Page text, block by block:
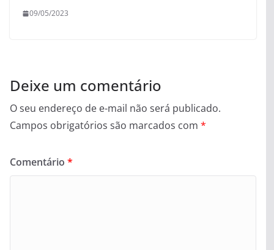
09/05/2023
Deixe um comentário
O seu endereço de e-mail não será publicado.
Campos obrigatórios são marcados com *
Comentário *